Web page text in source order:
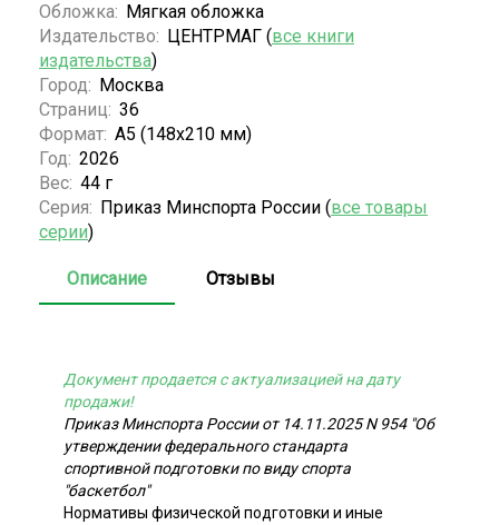
Обложка: Мягкая обложка
Издательство: ЦЕНТРМАГ (все книги
издательства)
Город: Москва
Страниц: 36
Формат: А5 (148x210 мм)
Год: 2026
Вес: 44 г
Серия: Приказ Минспорта России (все товары
серии)
Описание Отзывы
Документ продается с актуализацией на дату
продажи!
Приказ Минспорта России от 14.11.2025 N 954 "Об
утверждении федерального стандарта
спортивной подготовки по виду спорта
"баскетбол"
Нормативы физической подготовки и иные